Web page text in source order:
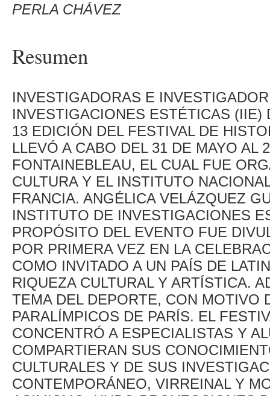
PERLA CHÁVEZ
Resumen
INVESTIGADORAS E
INVESTIGACIONES ESTÉTICAS (IIE)
13 EDICIÓN DEL FESTIVAL DE
LLEVÓ A CABO DEL 31 DE MAYO AL
FONTAINEBLEAU, EL CUAL FUE
CULTURA Y EL INSTITUTO
FRANCIA. ANGÉLICA VELÁZQUEZ
INSTITUTO DE INVESTIGACIONES
PROPÓSITO DEL EVENTO FUE
POR PRIMERA VEZ EN LA
COMO INVITADO A UN PAÍS DE
RIQUEZA CULTURAL Y ARTÍSTICA.
TEMA DEL DEPORTE, CON MOTIVO
PARALÍMPICOS DE PARÍS. EL
CONCENTRÓ A ESPECIALISTAS Y
COMPARTIERAN SUS
CULTURALES Y DE SUS
CONTEMPORÁNEO, VIRREINAL Y